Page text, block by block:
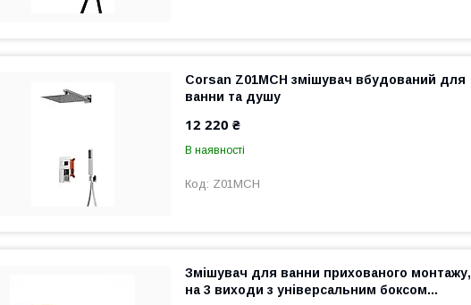
Corsan Z01MCH змішувач вбудований для
ванни та душу
12 220 ₴
В наявності
Z01MCH
Змішувач для ванни прихованого монтажу,
на 3 виходи з універсальним боксом...